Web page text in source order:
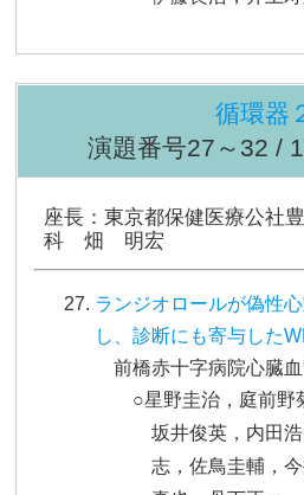
循環器
演題番号27～32 /
座長：東京都保健医療公社
科 畑 明宏
ランジオロールが偽性
し、診断にも寄与した
前橋赤十字病院心臓
○星野圭治，庭前野
坂井俊英，内田
志，佐鳥圭輔，